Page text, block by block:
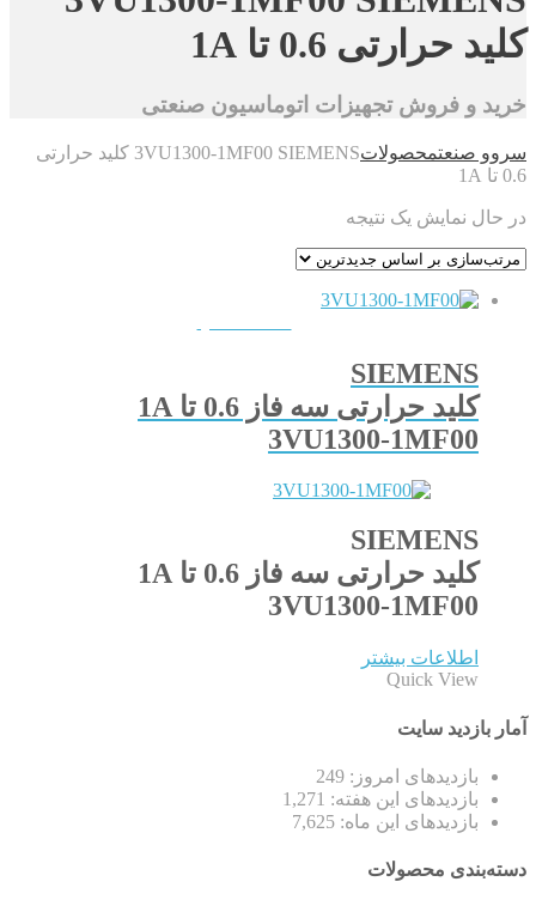
کلید حرارتی 0.6 تا 1A
خرید و فروش تجهیزات اتوماسیون صنعتی
سروو صنعتمحصولات
3VU1300-1MF00 SIEMENS کلید حرارتی
0.6 تا 1A
در حال نمایش یک نتیجه
SIEMENS
کلید حرارتی سه فاز 0.6 تا 1A
3VU1300-1MF00
SIEMENS
کلید حرارتی سه فاز 0.6 تا 1A
3VU1300-1MF00
اطلاعات بیشتر
Quick View
آمار بازدید سایت
بازدیدهای امروز: 249
بازدیدهای این هفته: 1,271
بازدیدهای این ماه: 7,625
دسته‌بندی محصولات